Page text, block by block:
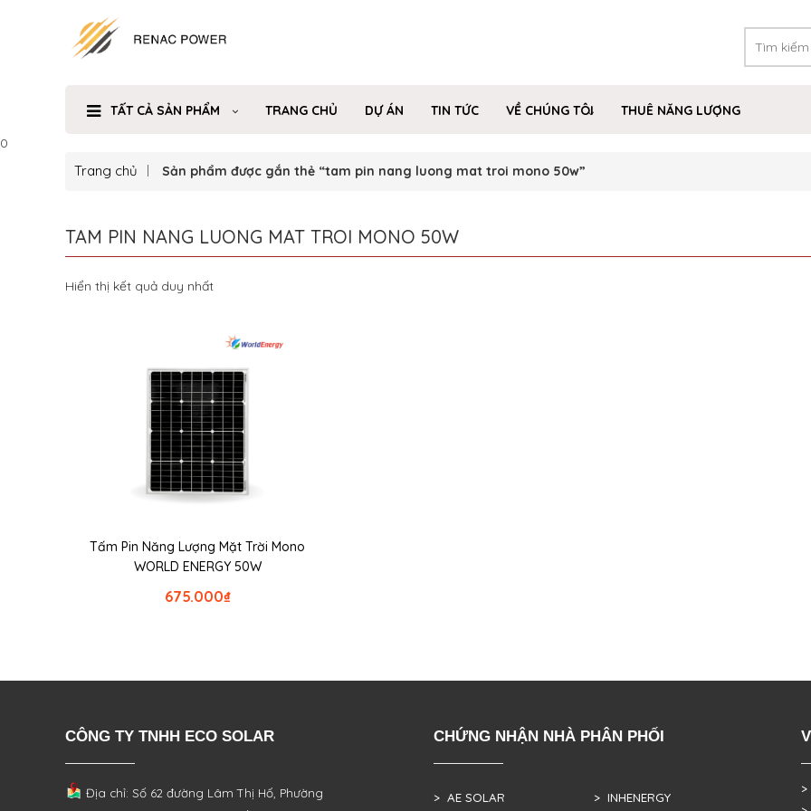
TẤT CẢ SẢN PHẨM TRANG CHỦ DỰ ÁN TIN TỨC VỀ CHÚNG TÔI
THUÊ NĂNG LƯỢNG
0
Trang chủ Sản phẩm được gắn thẻ “tam pin nang luong mat troi mono 50w”
TAM PIN NANG LUONG MAT TROI MONO 50W
Hiển thị kết quả duy nhất
Tấm Pin Năng Lượng Mặt Trời Mono
WORLD ENERGY 50W
₫
675.000
CÔNG TY TNHH ECO SOLAR
Địa chỉ: Số 62 đường Lâm Thị Hố, Phường
CHỨNG NHẬN NHÀ PHÂN PHỐI
> AE SOLAR > INHENERGY
>